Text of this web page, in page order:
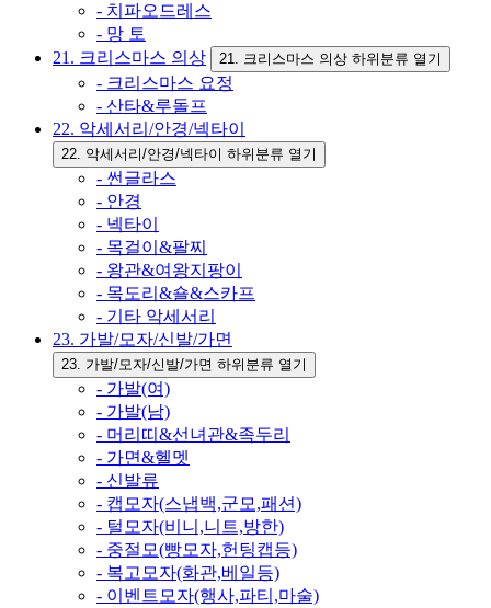
- 치파오드레스
- 망 토
21. 크리스마스 의상
21. 크리스마스 의상 하위분류 열기
- 크리스마스 요정
- 산타&루돌프
22. 악세서리/안경/넥타이
22. 악세서리/안경/넥타이 하위분류 열기
- 썬글라스
- 안경
- 넥타이
- 목걸이&팔찌
- 왕관&여왕지팡이
- 목도리&숄&스카프
- 기타 악세서리
23. 가발/모자/신발/가면
23. 가발/모자/신발/가면 하위분류 열기
- 가발(여)
- 가발(남)
- 머리띠&선녀관&족두리
- 가면&헬멧
- 신발류
- 캡모자(스냅백,군모,패션)
- 털모자(비니,니트,방한)
- 중절모(빵모자,헌팅캡등)
- 복고모자(화관,베일등)
- 이벤트모자(행사,파티,마술)